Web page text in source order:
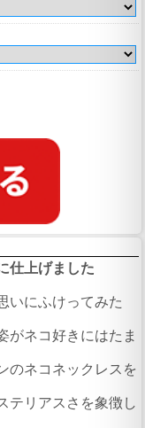
仕上げました
いにふけってみた
がネコ好きにはたま
のネコネックレスを
テリアスさを象徴し